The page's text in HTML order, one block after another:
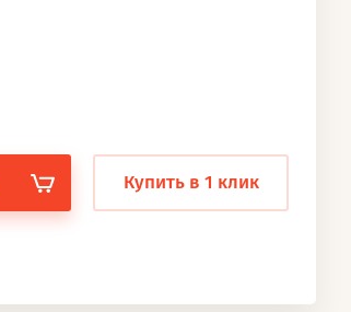
Купить в 1 клик